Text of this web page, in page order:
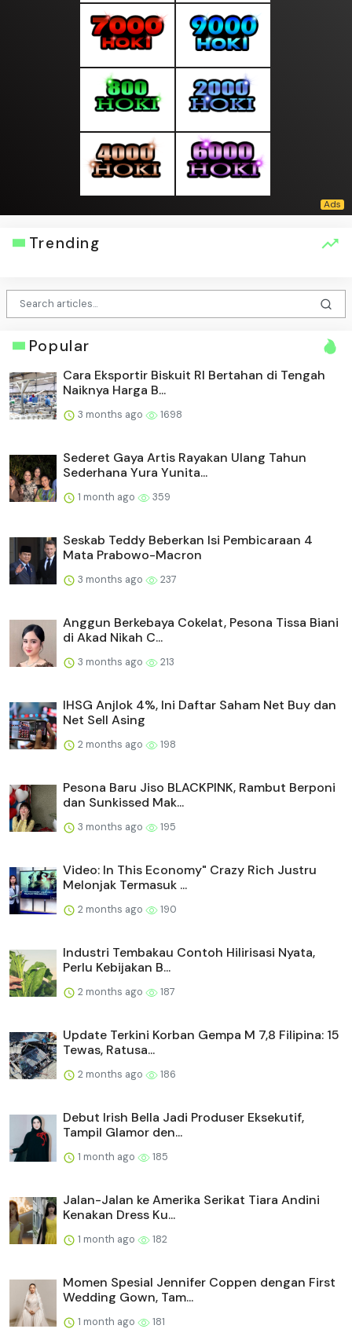
Trending
Popular
Cara Eksportir Biskuit RI Bertahan di Tengah
Naiknya Harga B...
3 months ago 1698
Sederet Gaya Artis Rayakan Ulang Tahun
Sederhana Yura Yunita...
1 month ago 359
Seskab Teddy Beberkan Isi Pembicaraan 4
Mata Prabowo-Macron
3 months ago 237
Anggun Berkebaya Cokelat, Pesona Tissa Biani
di Akad Nikah C...
3 months ago 213
IHSG Anjlok 4%, Ini Daftar Saham Net Buy dan
Net Sell Asing
2 months ago 198
Pesona Baru Jiso BLACKPINK, Rambut Berponi
dan Sunkissed Mak...
3 months ago 195
Video: In This Economy" Crazy Rich Justru
Melonjak Termasuk ...
2 months ago 190
Industri Tembakau Contoh Hilirisasi Nyata,
Perlu Kebijakan B...
2 months ago 187
Update Terkini Korban Gempa M 7,8 Filipina: 15
Tewas, Ratusa...
2 months ago 186
Debut Irish Bella Jadi Produser Eksekutif,
Tampil Glamor den...
1 month ago 185
Jalan-Jalan ke Amerika Serikat Tiara Andini
Kenakan Dress Ku...
1 month ago 182
Momen Spesial Jennifer Coppen dengan First
Wedding Gown, Tam...
1 month ago 181